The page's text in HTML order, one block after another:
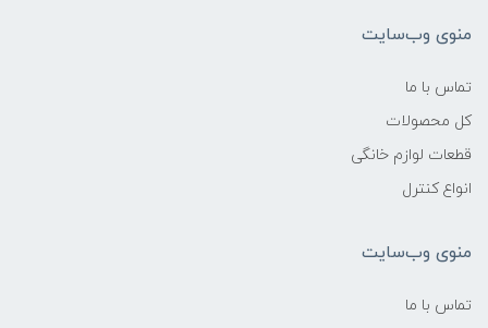
منوی وب‌سایت
تماس با ما
کل محصولات
قطعات لوازم خانگی
انواع کنترل
منوی وب‌سایت
تماس با ما